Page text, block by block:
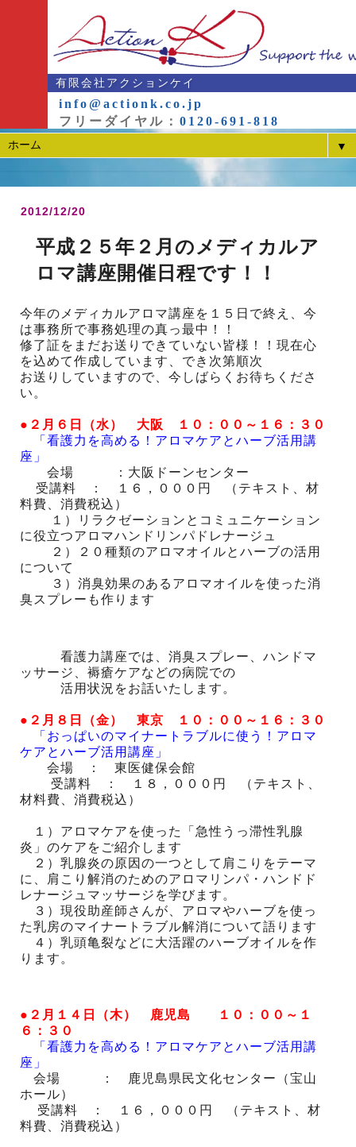
有限会社アクションケイ
info@actionk.co.jp
フリーダイヤル： 0120-691-818
▼
2012/12/20
平成２５年２月のメディカルア
ロマ講座開催日程です！！
今年のメディカルアロマ講座を１５日で終え、今
は事務所で事務処理の真っ最中！！
修了証をまだお送りできていない皆様！！現在心
を込めて作成しています、でき次第順次
お送りしていますので、今しばらくお待ちくださ
い。
●２月６日（水） 大阪 １０：００～１６：３０
「看護力を高める！アロマケアとハーブ活用講
座」
会場 ：大阪ドーンセンター
受講料 ： １６，０００円 （テキスト、材
料費、消費税込）
１）リラクゼーションとコミュニケーション
に役立つアロマハンドリンパドレナージュ
２）２０種類のアロマオイルとハーブの活用
について
３）消臭効果のあるアロマオイルを使った消
臭スプレーも作ります
看護力講座では、消臭スプレー、ハンドマ
ッサージ、褥瘡ケアなどの病院での
活用状況をお話いたします。
●２月８日（金） 東京 １０：００～１６：３０
「おっぱいのマイナートラブルに使う！アロマ
ケアとハーブ活用講座」
会場 ： 東医健保会館
受講料 ： １８，０００円 （テキスト、
材料費、消費税込）
１）アロマケアを使った「急性うっ滞性乳腺
炎」のケアをご紹介します
２）乳腺炎の原因の一つとして肩こりをテーマ
に、肩こり解消のためのアロマリンパ・ハンドド
レナージュマッサージを学びます。
３）現役助産師さんが、アロマやハーブを使っ
た乳房のマイナートラブル解消について語ります
４）乳頭亀裂などに大活躍のハーブオイルを作
ります。
●２月１４日（木） 鹿児島 １０：００～１
６：３０
「看護力を高める！アロマケアとハーブ活用講
座」
会場 ： 鹿児島県民文化センター（宝山
ホール）
受講料 ： １６，０００円 （テキスト、材
料費、消費税込）